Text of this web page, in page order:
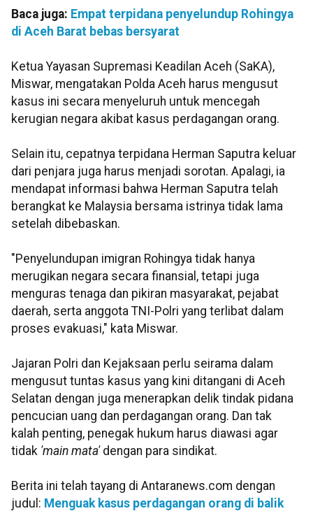
Baca juga: Empat terpidana penyelundup Rohingya
di Aceh Barat bebas bersyarat
Ketua Yayasan Supremasi Keadilan Aceh (SaKA),
Miswar, mengatakan Polda Aceh harus mengusut
kasus ini secara menyeluruh untuk mencegah
kerugian negara akibat kasus perdagangan orang.
Selain itu, cepatnya terpidana Herman Saputra keluar
dari penjara juga harus menjadi sorotan. Apalagi, ia
mendapat informasi bahwa Herman Saputra telah
berangkat ke Malaysia bersama istrinya tidak lama
setelah dibebaskan.
"Penyelundupan imigran Rohingya tidak hanya
merugikan negara secara finansial, tetapi juga
menguras tenaga dan pikiran masyarakat, pejabat
daerah, serta anggota TNI-Polri yang terlibat dalam
proses evakuasi," kata Miswar.
Jajaran Polri dan Kejaksaan perlu seirama dalam
mengusut tuntas kasus yang kini ditangani di Aceh
Selatan dengan juga menerapkan delik tindak pidana
pencucian uang dan perdagangan orang. Dan tak
kalah penting, penegak hukum harus diawasi agar
tidak 'main mata'dengan para sindikat.
Berita ini telah tayang di Antaranews.com dengan
judul: Menguak kasus perdagangan orang di balik